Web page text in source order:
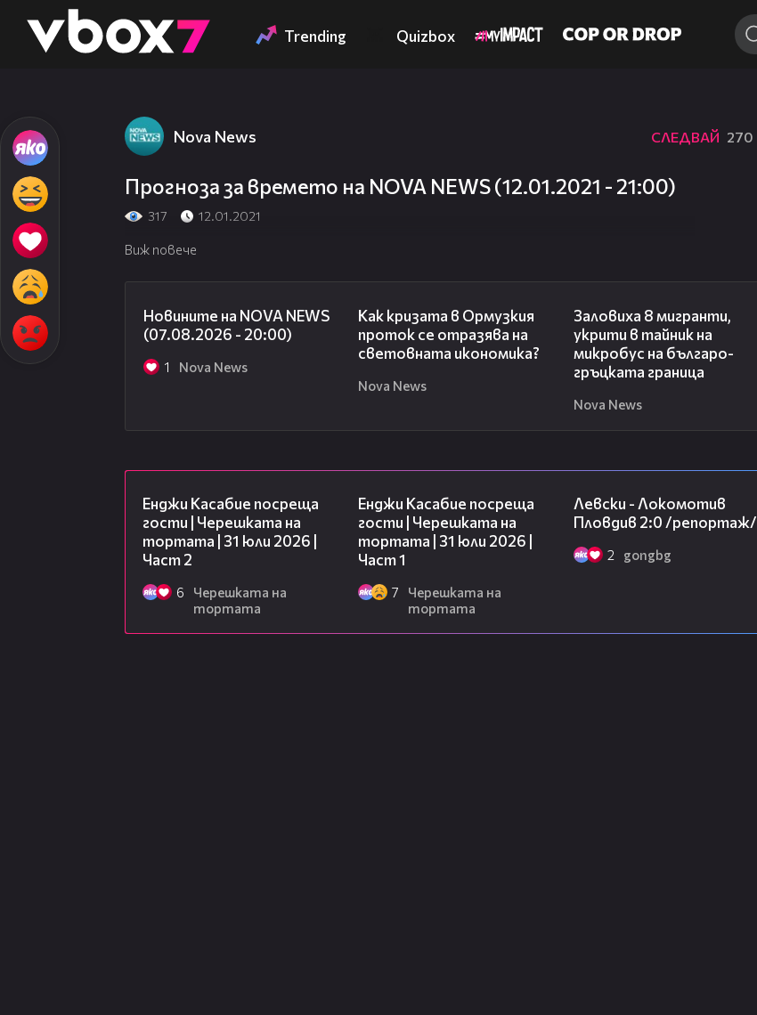
👾 Trending Quizbox
Nova News СЛЕДВАЙ 270
Прогноза за времето на NOVA NEWS (12.01.2021 - 21:00)
317 12.01.2021
Виж повече
Новините на NOVA NEWS
(07.08.2026 - 20:00)
1 Nova News
Как кризата в Ормузкия
проток се отразява на
световната икономика?
Nova News
Заловиха 8 мигранти,
укрити в тайник на
микробус на българо-
гръцката граница
Nova News
Енджи Касабие посреща
гости | Черешката на
тортата | 31 юли 2026 |
Част 2
6
Черешката на
тортата
Енджи Касабие посреща
гости | Черешката на
тортата | 31 юли 2026 |
Част 1
7
Черешката на
тортата
Левски - Локомотив
Пловдив 2:0 /репортаж/
2 gongbg